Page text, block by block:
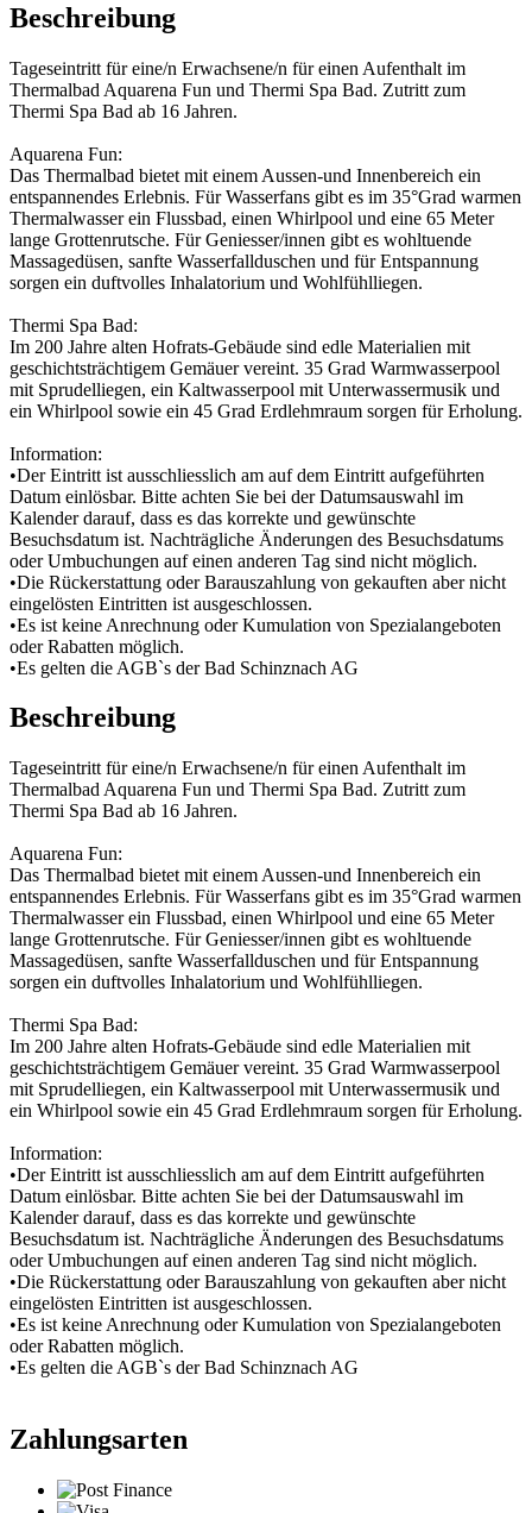
Beschreibung
Tageseintritt für eine/n Erwachsene/n für einen Aufenthalt im
Thermalbad Aquarena Fun und Thermi Spa Bad. Zutritt zum
Thermi Spa Bad ab 16 Jahren.
Aquarena Fun:
Das Thermalbad bietet mit einem Aussen-und Innenbereich ein
entspannendes Erlebnis. Für Wasserfans gibt es im 35°Grad warmen
Thermalwasser ein Flussbad, einen Whirlpool und eine 65 Meter
lange Grottenrutsche. Für Geniesser/innen gibt es wohltuende
Massagedüsen, sanfte Wasserfallduschen und für Entspannung
sorgen ein duftvolles Inhalatorium und Wohlfühlliegen.
Thermi Spa Bad:
Im 200 Jahre alten Hofrats-Gebäude sind edle Materialien mit
geschichtsträchtigem Gemäuer vereint. 35 Grad Warmwasserpool
mit Sprudelliegen, ein Kaltwasserpool mit Unterwassermusik und
ein Whirlpool sowie ein 45 Grad Erdlehmraum sorgen für Erholung.
Information:
•Der Eintritt ist ausschliesslich am auf dem Eintritt aufgeführten
Datum einlösbar. Bitte achten Sie bei der Datumsauswahl im
Kalender darauf, dass es das korrekte und gewünschte
Besuchsdatum ist. Nachträgliche Änderungen des Besuchsdatums
oder Umbuchungen auf einen anderen Tag sind nicht möglich.
•Die Rückerstattung oder Barauszahlung von gekauften aber nicht
eingelösten Eintritten ist ausgeschlossen.
•Es ist keine Anrechnung oder Kumulation von Spezialangeboten
oder Rabatten möglich.
•Es gelten die AGB`s der Bad Schinznach AG
Beschreibung
Tageseintritt für eine/n Erwachsene/n für einen Aufenthalt im
Thermalbad Aquarena Fun und Thermi Spa Bad. Zutritt zum
Thermi Spa Bad ab 16 Jahren.
Aquarena Fun:
Das Thermalbad bietet mit einem Aussen-und Innenbereich ein
entspannendes Erlebnis. Für Wasserfans gibt es im 35°Grad warmen
Thermalwasser ein Flussbad, einen Whirlpool und eine 65 Meter
lange Grottenrutsche. Für Geniesser/innen gibt es wohltuende
Massagedüsen, sanfte Wasserfallduschen und für Entspannung
sorgen ein duftvolles Inhalatorium und Wohlfühlliegen.
Thermi Spa Bad:
Im 200 Jahre alten Hofrats-Gebäude sind edle Materialien mit
geschichtsträchtigem Gemäuer vereint. 35 Grad Warmwasserpool
mit Sprudelliegen, ein Kaltwasserpool mit Unterwassermusik und
ein Whirlpool sowie ein 45 Grad Erdlehmraum sorgen für Erholung.
Information:
•Der Eintritt ist ausschliesslich am auf dem Eintritt aufgeführten
Datum einlösbar. Bitte achten Sie bei der Datumsauswahl im
Kalender darauf, dass es das korrekte und gewünschte
Besuchsdatum ist. Nachträgliche Änderungen des Besuchsdatums
oder Umbuchungen auf einen anderen Tag sind nicht möglich.
•Die Rückerstattung oder Barauszahlung von gekauften aber nicht
eingelösten Eintritten ist ausgeschlossen.
•Es ist keine Anrechnung oder Kumulation von Spezialangeboten
oder Rabatten möglich.
•Es gelten die AGB`s der Bad Schinznach AG
Zahlungsarten